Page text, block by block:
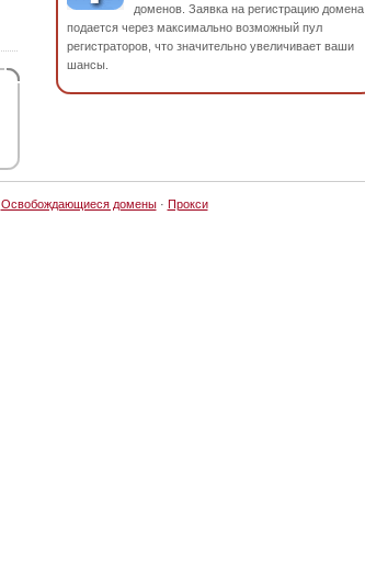
доменов. Заявка на регистрацию домена
подается через максимально возможный пул
регистраторов, что значительно увеличивает ваши
шансы.
Освобождающиеся домены· Прокси